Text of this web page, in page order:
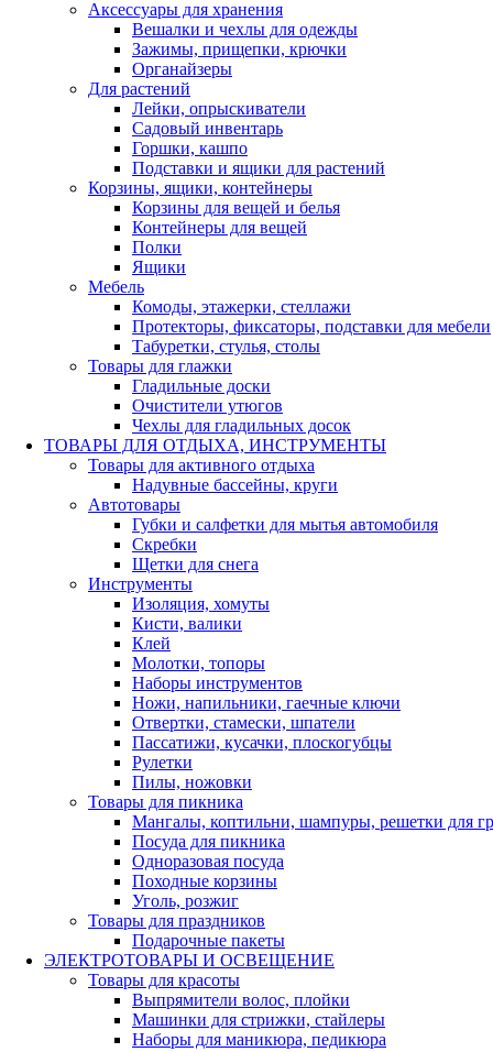
Аксессуары для хранения
Вешалки и чехлы для одежды
Зажимы, прищепки, крючки
Органайзеры
Для растений
Лейки, опрыскиватели
Садовый инвентарь
Горшки, кашпо
Подставки и ящики для растений
Корзины, ящики, контейнеры
Корзины для вещей и белья
Контейнеры для вещей
Полки
Ящики
Мебель
Комоды, этажерки, стеллажи
Протекторы, фиксаторы, подставки для мебели
Табуретки, стулья, столы
Товары для глажки
Гладильные доски
Очистители утюгов
Чехлы для гладильных досок
ТОВАРЫ ДЛЯ ОТДЫХА, ИНСТРУМЕНТЫ
Товары для активного отдыха
Надувные бассейны, круги
Автотовары
Губки и салфетки для мытья автомобиля
Скребки
Щетки для снега
Инструменты
Изоляция, хомуты
Кисти, валики
Клей
Молотки, топоры
Наборы инструментов
Ножи, напильники, гаечные ключи
Отвертки, стамески, шпатели
Пассатижи, кусачки, плоскогубцы
Рулетки
Пилы, ножовки
Товары для пикника
Мангалы, коптильни, шампуры, решетки для
Посуда для пикника
Одноразовая посуда
Походные корзины
Уголь, розжиг
Товары для праздников
Подарочные пакеты
ЭЛЕКТРОТОВАРЫ И ОСВЕЩЕНИЕ
Товары для красоты
Выпрямители волос, плойки
Машинки для стрижки, стайлеры
Наборы для маникюра, педикюра